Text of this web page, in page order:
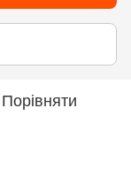
Порівняти